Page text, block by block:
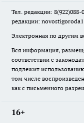
Тел. редакции: 8(922)088-
редакции:
Электронная по другим
Вся информация,
соответствии с
подлежит
том числе
как с письменного
16+